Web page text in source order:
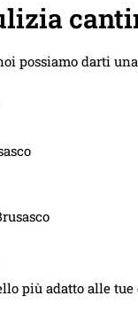
possiamo darti
più adatto alle tue